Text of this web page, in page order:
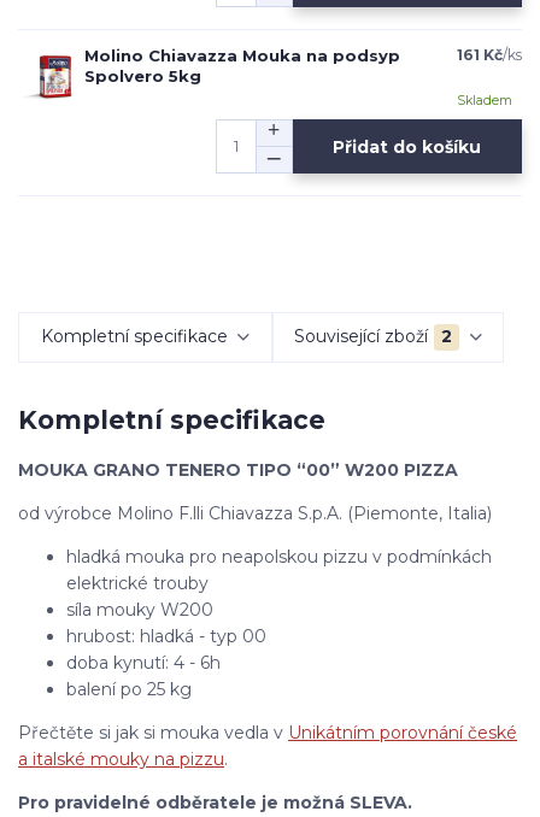
Molino Chiavazza Mouka na podsyp
Spolvero 5kg
161 Kč/ks
Skladem
Přidat do košíku
Kompletní specifikace Související zboží 2
Kompletní specifikace
MOUKA GRANO TENERO TIPO “00” W200 PIZZA
od výrobce Molino F.lli Chiavazza S.p.A. (Piemonte, Italia)
hladká mouka pro neapolskou pizzu v podmínkách
elektrické trouby
síla mouky W200
hrubost: hladká - typ 00
doba kynutí: 4 - 6h
balení po 25 kg
Přečtěte si jak si mouka vedla v Unikátním porovnání české
a italské mouky na pizzu.
Pro pravidelné odběratele je možná SLEVA.